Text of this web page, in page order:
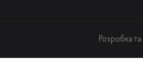
Розробка та